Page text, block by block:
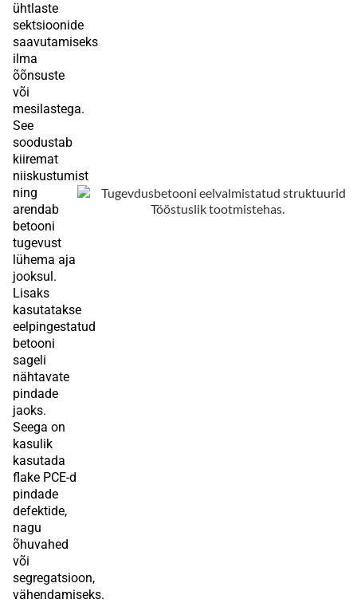
ühtlaste
sektsioonide
saavutamiseks
ilma
õõnsuste
või
mesilastega.
See
soodustab
kiiremat
niiskustumist
ning
arendab
betooni
tugevust
lühema aja
jooksul.
Lisaks
kasutatakse
eelpingestatud
betooni
sageli
nähtavate
pindade
jaoks.
Seega on
kasulik
kasutada
flake PCE-d
pindade
defektide,
nagu
õhuvahed
või
segregatsioon,
vähendamiseks.